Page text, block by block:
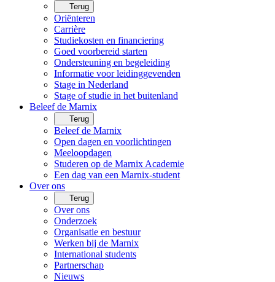
Terug
Oriënteren
Carrière
Studiekosten en financiering
Goed voorbereid starten
Ondersteuning en begeleiding
Informatie voor leidinggevenden
Stage in Nederland
Stage of studie in het buitenland
Beleef de Marnix
Terug
Beleef de Marnix
Open dagen en voorlichtingen
Meeloopdagen
Studeren op de Marnix Academie
Een dag van een Marnix-student
Over ons
Terug
Over ons
Onderzoek
Organisatie en bestuur
Werken bij de Marnix
International students
Partnerschap
Nieuws